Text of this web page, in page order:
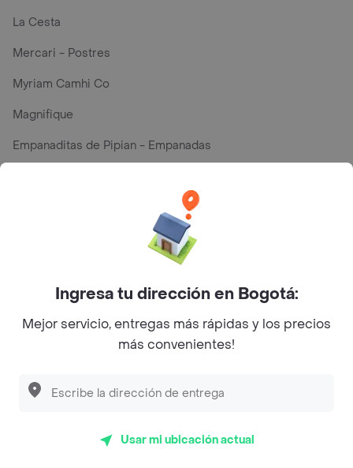
La Cesta
Mercari - Postres
Myriam Camhi Co
Magnifique
Empanaditas de Pipian - Empanadas
En los mas de 85 opiniones de clientes de Rappi fueron
realizadas pidiendo a domicilio de Subway Turbo en
máximo de 5.
más importantes en Bogotá con 4.4 de rating sobre un
Ingresa tu dirección en Bogotá:
Mejor servicio, entregas más rápidas y los precios
más convenientes!
Usar mi ubicación actual